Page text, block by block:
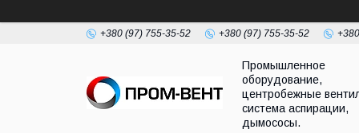
+380 (97) 755-35-52 +380 (97) 755-35-52
Промышленное
оборудование,
центробежные
система аспирации,
дымососы.